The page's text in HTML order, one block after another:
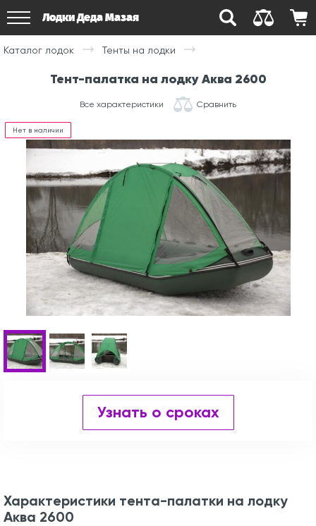
Лодки Деда Мазая
Каталог лодок Тенты на лодки
Тент-палатка на лодку Аква 2600
Все характеристики Сравнить
Нет в наличии
Узнать о сроках
Характеристики тента-палатки на лодку
Аква 2600